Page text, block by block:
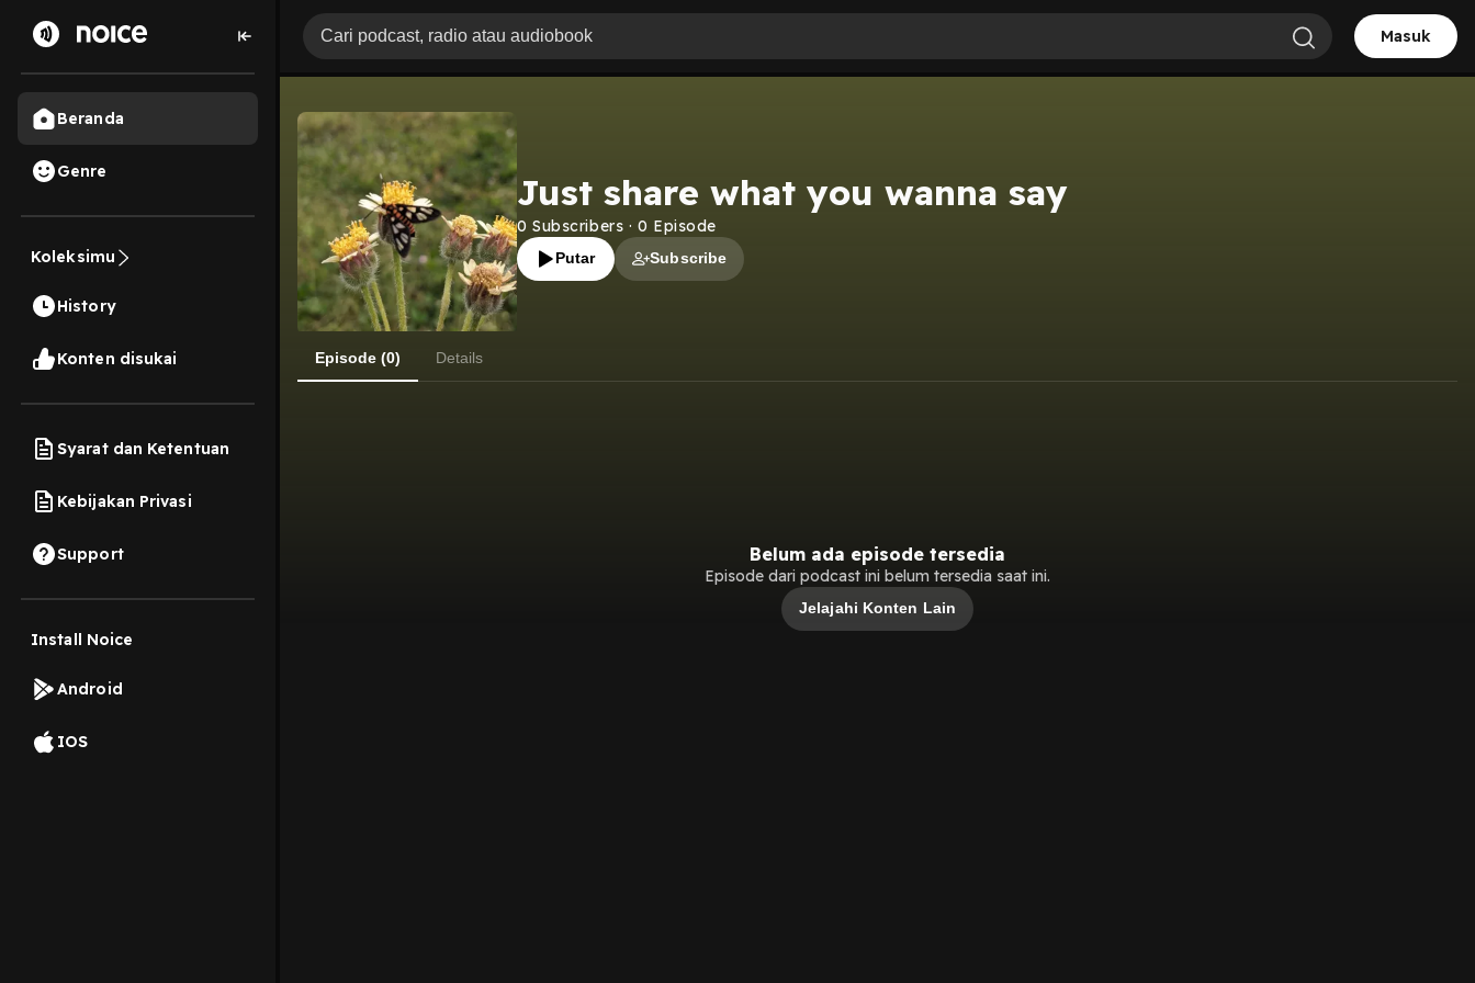
Beranda
Genre
Koleksimu
History
Konten disukai
Syarat dan Ketentuan
Kebijakan Privasi
Support
Install Noice
Android
IOS
Masuk
Just share what you wanna say
0 Subscribers · 0 Episode
Putar Subscribe
Episode (0) Details
Belum ada episode tersedia
Episode dari podcast ini belum tersedia saat ini.
Jelajahi Konten Lain